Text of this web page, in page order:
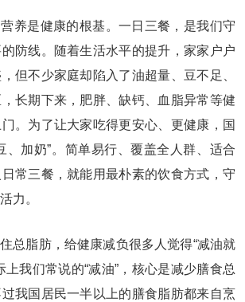
养是健康的根基。一日三餐，是我们守
防线。随着生活水平的提升，家家户户
但不少家庭却陷入了油超量、豆不足、
长期下来，肥胖、缺钙、血脂异常等健
。为了让大家吃得更安心、更健康，国
、加奶”。简单易行、覆盖全人群、适合
常三餐，就能用最朴素的饮食方式，守
力。
总脂肪，给健康减负很多人觉得“减油就
上我们常说的“减油”，核心是减少膳食总
我国居民一半以上的膳食脂肪都来自烹